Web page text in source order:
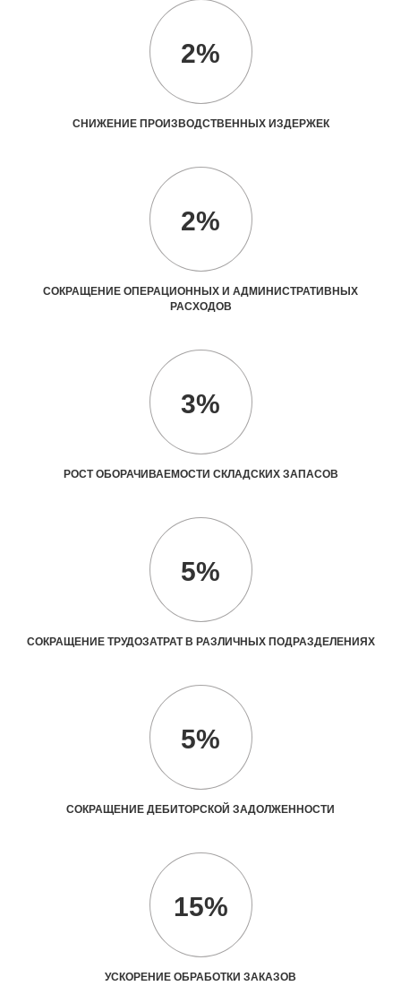
2%
СНИЖЕНИЕ ПРОИЗВОДСТВЕННЫХ ИЗДЕРЖЕК
2%
СОКРАЩЕНИЕ ОПЕРАЦИОННЫХ И АДМИНИСТРАТИВНЫХ
РАСХОДОВ
3%
РОСТ ОБОРАЧИВАЕМОСТИ СКЛАДСКИХ ЗАПАСОВ
5%
СОКРАЩЕНИЕ ТРУДОЗАТРАТ В РАЗЛИЧНЫХ ПОДРАЗДЕЛЕНИЯХ
5%
СОКРАЩЕНИЕ ДЕБИТОРСКОЙ ЗАДОЛЖЕННОСТИ
15%
УСКОРЕНИЕ ОБРАБОТКИ ЗАКАЗОВ